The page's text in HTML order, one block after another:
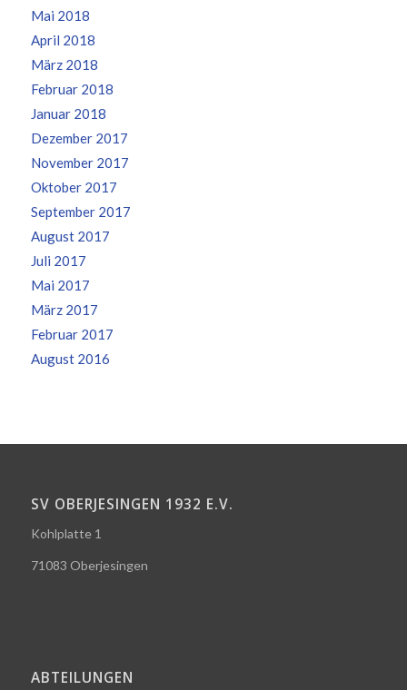
Mai 2018
April 2018
März 2018
Februar 2018
Januar 2018
Dezember 2017
November 2017
Oktober 2017
September 2017
August 2017
Juli 2017
Mai 2017
März 2017
Februar 2017
August 2016
SV OBERJESINGEN 1932 E.V.
Kohlplatte 1
71083 Oberjesingen
ABTEILUNGEN